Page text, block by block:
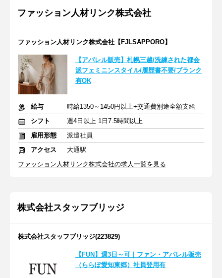
ファッション人材リンク株式会社
ファッション人材リンク株式会社【FJLSAPPORO】
【アパレル販売】札幌三越/洗練された都会
派フェミニンスタイル/履歴書不要/ブランク
有OK
給与
時給1350～1450円以上+交通費別途全額支給
シフト
週4日以上 1日7.5時間以上
雇用形態
派遣社員
アクセス
大通駅
ファッション人材リンク株式会社の求人一覧を見る
株式会社スタッフブリッジ
株式会社スタッフブリッジ(223829)
【FUN】週3日～可｜ファン・アパレル販売
（ららぽ愛知東郷）社員登用有